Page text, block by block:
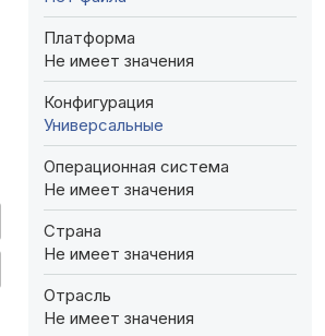
Платформа
Не имеет значения
Конфигурация
Универсальные
Операционная система
Не имеет значения
Страна
Не имеет значения
Отрасль
Не имеет значения